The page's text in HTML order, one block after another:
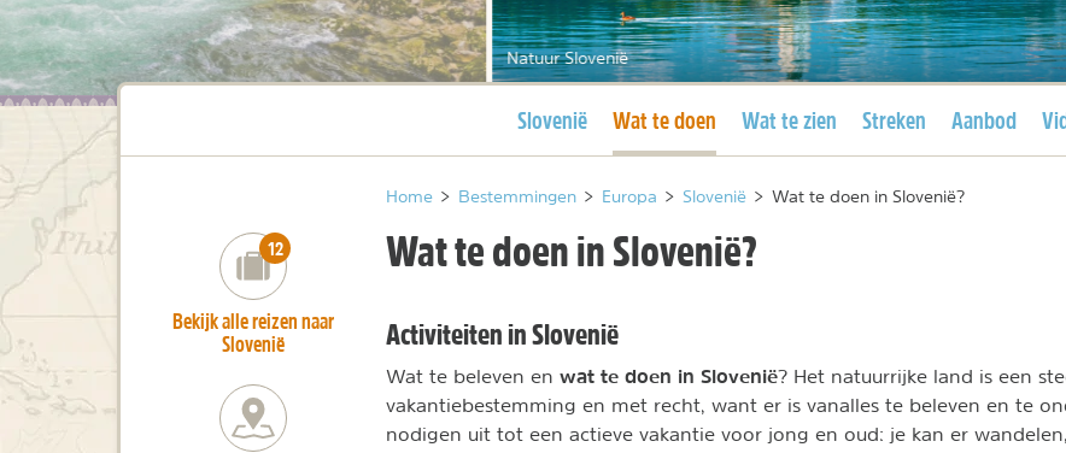
Natuur Slovenië
Huidige pagina
Slovenië Huidige pagina
Wat te doen Wat te zien Streken Aanbod
Home > Bestemmingen > Europa > Slovenië > Wat te doen in Slovenië?
Wat te doen in Slovenië?
Activiteiten in Slovenië
Wat te beleven en wat te doen in Slovenië? Het natuurrijke land is een
vakantiebestemming en met recht, want er is vanalles te beleven en te
nodigen uit tot een actieve vakantie voor jong en oud: je kan er
number_of_trips:
12
Bekijk alle reizen naar
Slovenië